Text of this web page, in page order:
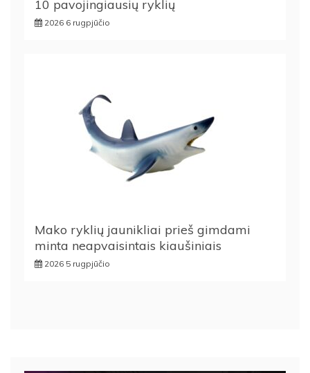
10 pavojingiausių ryklių
2026 6 rugpjūčio
Mako ryklių jaunikliai prieš gimdami
minta neapvaisintais kiaušiniais
2026 5 rugpjūčio